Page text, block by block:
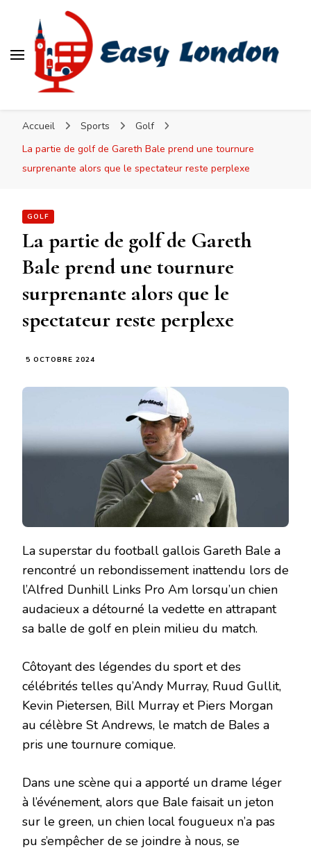
Accueil Sports
Golf
La partie de golf de Gareth Bale prend une tournure
surprenante alors que le spectateur reste perplexe
GOLF
La partie de golf de Gareth
Bale prend une tournure
surprenante alors que le
spectateur reste perplexe
5 OCTOBRE 2024
La superstar du football gallois Gareth Bale a
rencontré un rebondissement inattendu lors de
l’Alfred Dunhill Links Pro Am lorsqu’un chien
audacieux a détourné la vedette en attrapant
sa balle de golf en plein milieu du match.
Côtoyant des légendes du sport et des
célébrités telles qu’Andy Murray, Ruud Gullit,
Kevin Pietersen, Bill Murray et Piers Morgan
au célèbre St Andrews, le match de Bales a
pris une tournure comique.
Dans une scène qui a apporté un drame léger
à l’événement, alors que Bale faisait un jeton
sur le green, un chien local fougueux n’a pas
pu s’empêcher de se joindre à nous, se